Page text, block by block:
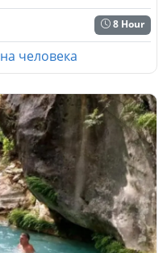
8 Hour
на человека